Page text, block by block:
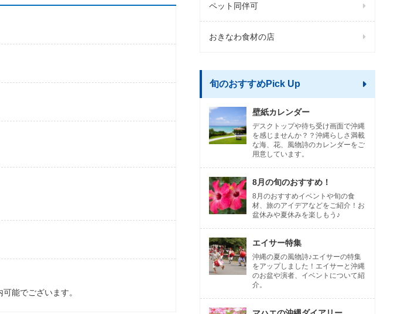
能でございます。
ペット同伴可
おきなわ食材の店
旬のおすすめPick Up
壁紙カレンダー
デスクトップや待ち受け画面で沖縄
を感じませんか？？沖縄らしさ満載
な海、花、風物詩のカレンダーをご
用意しています。
8月の旬のおすすめ！
8月のおすすめイベントや旬の食
材、旅のアイデアなどをご紹介！お
盆休みや夏休みを楽しもう♪
エイサー特集
沖縄の夏の風物詩♪エイサーの特集
をアップしました！エイサーと沖縄
のお盆や演者、イベントについて紹
介。